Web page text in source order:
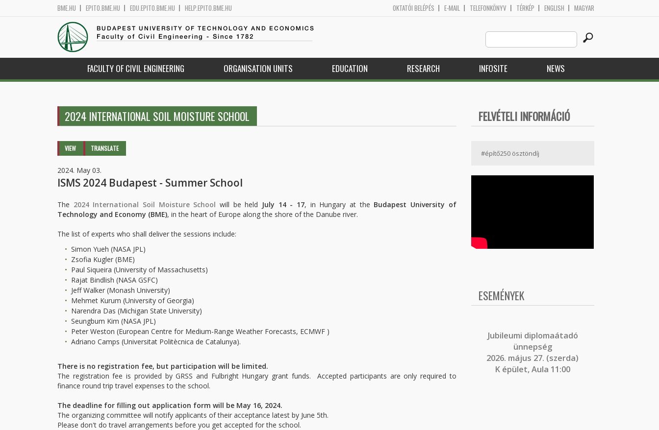
BME.HU EPITO.BME.HU EDU.EPITO.BME.HU HELP.EPITO.BME.HU OKTATÓI BELÉPÉS E-MAIL TELEFONKÖNYV TÉRKÉP ENGLISH MAGYAR
BUDAPEST UNIVERSITY OF TECHNOLOGY AND ECONOMICS
Faculty of Civil Engineering - Since 1782
Search
this
site
FACULTY OF CIVIL ENGINEERING ORGANISATION UNITS EDUCATION RESEARCH INFOSITE NEWS
2024 INTERNATIONAL SOIL MOISTURE SCHOOL
Primary tabs
VIEW (ACTIVETRANSLATE
2024. May 03.
ISMS 2024 Budapest - Summer School
The 2024 International Soil Moisture School will be held July 14 - 17, in Hungary at the Budapest University of
Technology and Economy (BME), in the heart of Europe along the shore of the Danube river.
The list of experts who shall deliver the sessions include:
Simon Yueh (NASA JPL)
Zsofia Kugler (BME)
Paul Siqueira (University of Massachusetts)
Rajat Bindlish (NASA GSFC)
Jeff Walker (Monash University)
Mehmet Kurum (University of Georgia)
Narendra Das (Michigan State University)
Seungbum Kim (NASA JPL)
Peter Weston (European Centre for Medium-Range Weather Forecasts, ECMWF )
Adriano Camps (Universitat Politècnica de Catalunya).
There is no registration fee, but participation will be limited.
The registration fee is provided by GRSS and Fulbright Hungary grant funds. Accepted participants are only required to
finance round trip travel expenses to the school.
The deadline for filling out application form will be May 16, 2024.
The organizing committee will notify applicants of their acceptance latest by June 5th.
Please don't do travel arrangements before you get accepted for the school.
FELVÉTELI INFORMÁCIÓ
#építő250 ösztöndíj
ESEMÉNYEK
Jubileumi diplomaátadó
ünnepség
2026. május 27. (szerda)
K épület, Aula 11:00